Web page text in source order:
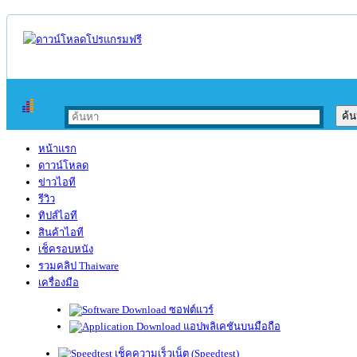
หน้าแรก
ดาวน์โหลด
ข่าวไอที
รีวิว
ทิปส์ไอที
สินค้าไอที
เช็ครอบหนัง
รวมคลิป Thaiware
เครื่องมือ
ซอฟต์แวร์
แอปพลิเคชันบนมือถือ
เช็คความเร็วเน็ต (Speedtest)